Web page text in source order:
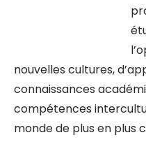
nouvelles cultures,
connaissances
compétences
monde de plus en plus